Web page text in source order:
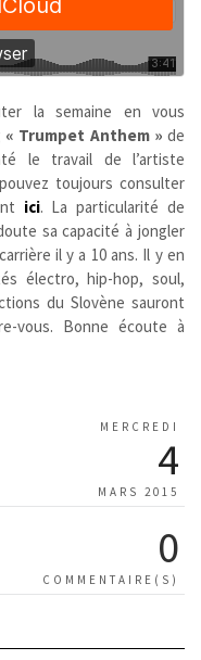
la semaine en vous
« Trumpet Anthem » de
le travail de l’artiste
toujours consulter
ici. La particularité de
sa capacité à jongler
il y a 10 ans. Il y en
électro, hip-hop, soul,
du Slovène sauront
vous. Bonne écoute à
MERCREDI
4
MARS 2015
0
COMMENTAIRE(S)